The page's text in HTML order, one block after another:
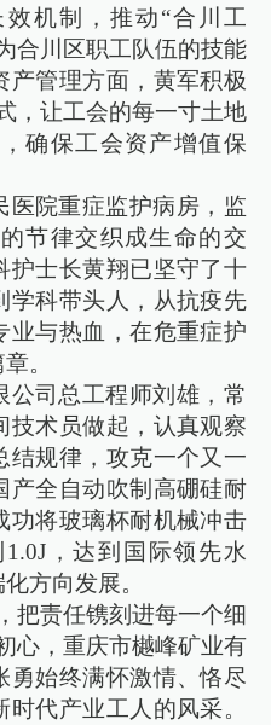
机制，推动“合川工
合川区职工队伍的技能
产管理方面，黄军积极
，让工会的每一寸土地
确保工会资产增值保
医院重症监护病房，监
节律交织成生命的交
护士长黄翔已坚守了十
学科带头人，从抗疫先
业与热血，在危重症护
。
公司总工程师刘雄，常
技术员做起，认真观察
结规律，攻克一个又一
产全自动吹制高硼硅耐
功将玻璃杯耐机械冲击
，达到国际领先水
方向发展。
把责任镌刻进每一个细
心，重庆市樾峰矿业有
勇始终满怀激情、恪尽
代产业工人的风采。